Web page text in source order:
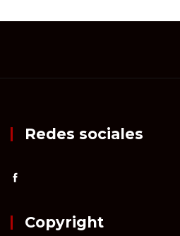
Redes sociales
Copyright